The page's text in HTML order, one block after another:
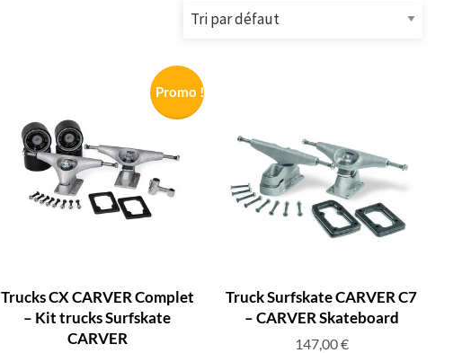
Promo !
Trucks CX CARVER Complet
– Kit trucks Surfskate
CARVER
Truck Surfskate CARVER C7
– CARVER Skateboard
147,00€